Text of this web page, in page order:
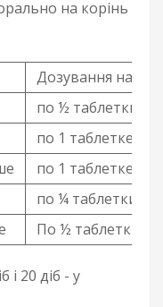
на корінь
Дозування на 1
по ½ таблетки
по 1 таблетке
по 1 таблетке 3
по ¼ таблетки
По ½ таблетки
і 20 діб - у